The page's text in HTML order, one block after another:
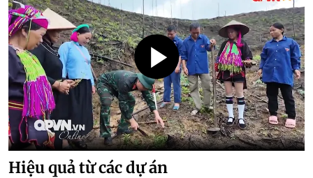
Hiệu quả từ các dự án